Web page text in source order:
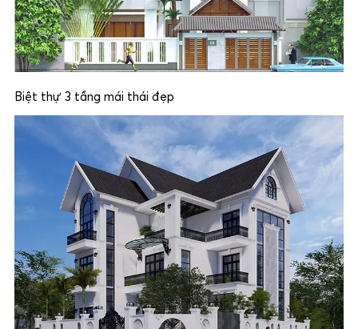
Biệt thự 3 tầng mái thái đẹp